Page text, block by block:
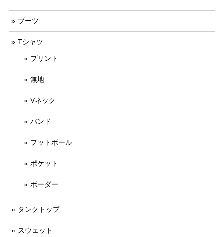
ブーツ
Tシャツ
プリント
無地
Vネック
バンド
フットボール
ポケット
ボーダー
タンクトップ
スウェット